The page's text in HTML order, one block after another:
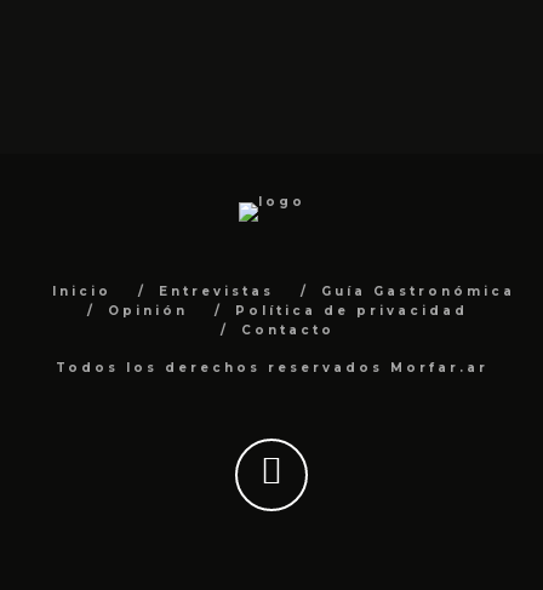
Inicio Entrevistas
Guía Gastronómica
Opinión
Política de privacidad
Contacto
Todos los derechos reservados Morfar.ar